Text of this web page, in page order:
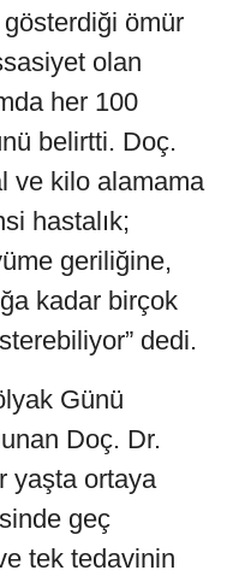
gösterdiği ömür
olan
her 100
belirtti. Doç.
ve kilo alamama
hastalık;
geriliğine,
kadar birçok
dedi.
Günü
Doç. Dr.
yaşta ortaya
geç
tek tedavinin